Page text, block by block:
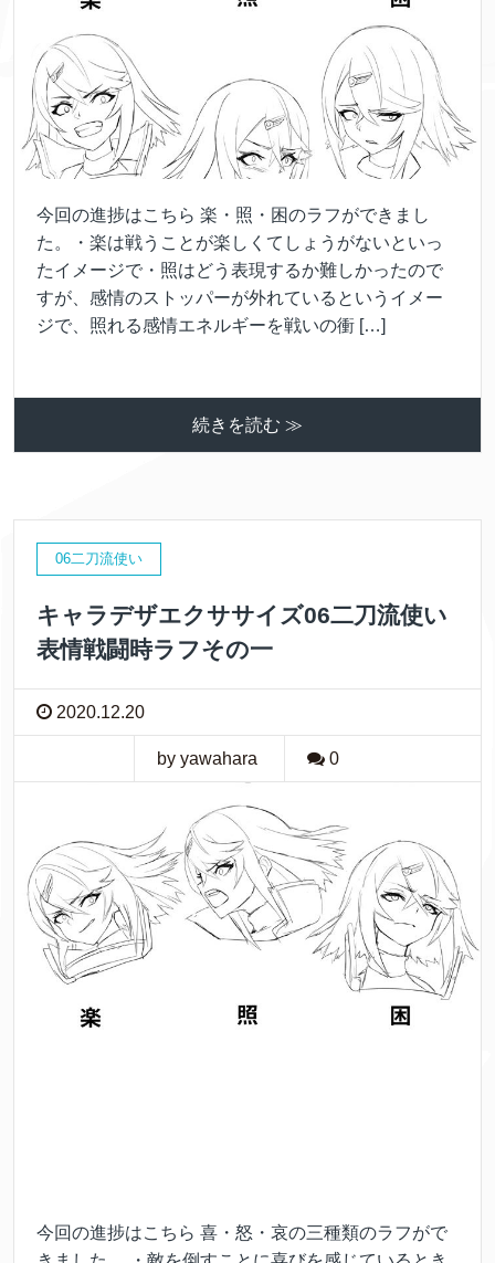
今回の進捗はこちら 楽・照・困のラフができまし
た。・楽は戦うことが楽しくてしょうがないといっ
たイメージで・照はどう表現するか難しかったので
すが、感情のストッパーが外れているというイメー
ジで、照れる感情エネルギーを戦いの衝 […]
続きを読む ≫
06二刀流使い
キャラデザエクササイズ06二刀流使い
表情戦闘時ラフその一
2020.12.20
by yawahara 0
今回の進捗はこちら 喜・怒・哀の三種類のラフがで